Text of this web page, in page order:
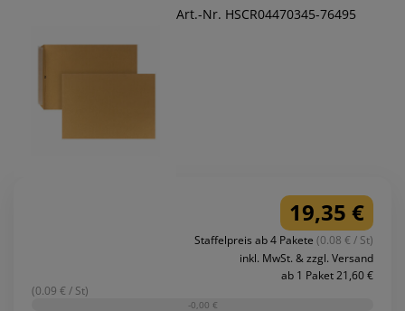
Art.-Nr. HSCR04470345-76495
19,35 €
Staffelpreis ab 4 Pakete (0.08 € / St)
inkl. MwSt. & zzgl. Versand
ab 1 Paket 21,60 €
(0.09 € / St)
-0,00 €